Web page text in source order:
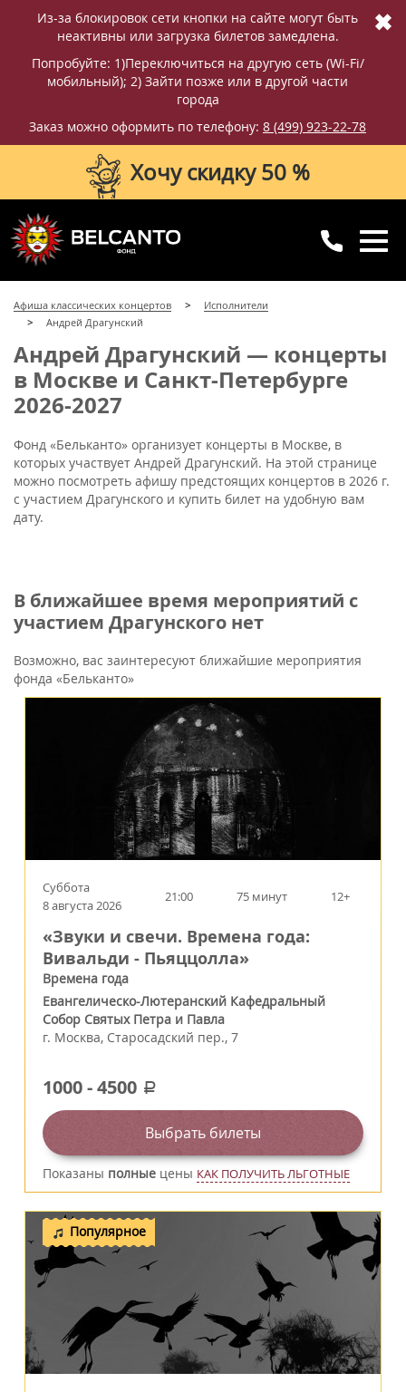
Из-за блокировок сети кнопки на сайте могут быть
неактивны или загрузка билетов замедлена.
Попробуйте: 1)Переключиться на другую сеть (Wi-Fi/
мобильный); 2) Зайти позже или в другой части
города
Заказ можно оформить по телефону: 8 (499) 923-22-78
✖
Хочу скидку 50 %
8 (499) 923-22-78
с 10:00 до 20:00
Афиша классических концертов
Исполнители
Андрей Драгунский
Андрей Драгунский — концерты
в Москве и Санкт-Петербурге
2026-2027
Фонд «Бельканто» организует концерты в Москве, в
которых участвует Андрей Драгунский. На этой странице
можно посмотреть афишу предстоящих концертов в 2026 г.
с участием Драгунского и купить билет на удобную вам
дату.
В ближайшее время мероприятий с
участием Драгунского нет
Возможно, вас заинтересуют ближайшие мероприятия
фонда «Бельканто»
Суббота
8 августа 2026
21:00 75 минут 12+
«Звуки и свечи. Времена года:
Вивальди - Пьяццолла»
Времена года
Евангелическо-Лютеранский Кафедральный
Собор Святых Петра и Павла
г. Москва, Старосадский пер., 7
1000-4500 a
Выбрать билеты
Показаны полные цены КАК ПОЛУЧИТЬ ЛЬГОТНЫЕ
Популярное